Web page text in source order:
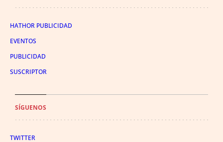
HATHOR PUBLICIDAD
EVENTOS
PUBLICIDAD
SUSCRIPTOR
SÍGUENOS
TWITTER